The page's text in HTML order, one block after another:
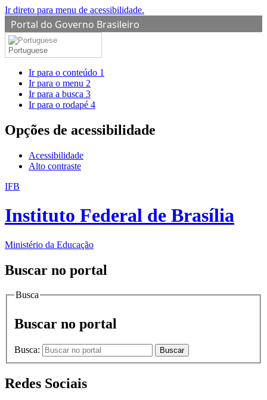
Ir direto para menu de acessibilidade.
Portal do Governo Brasileiro
Portuguese
Ir para o conteúdo 1
Ir para o menu 2
Ir para a busca 3
Ir para o rodapé 4
Opções de acessibilidade
Acessibilidade
Alto contraste
IFB
Instituto Federal de Brasília
Ministério da Educação
Buscar no portal
Busca
Buscar no portal
Busca: Buscar
Redes Sociais